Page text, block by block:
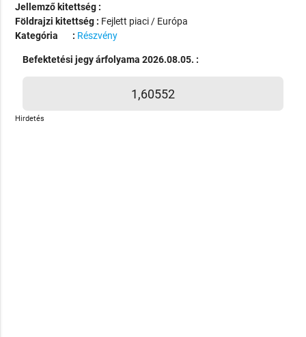
Jellemző kitettség :
Földrajzi kitettség : Fejlett piaci / Európa
Kategória : Részvény
Befektetési jegy árfolyama 2026.08.05. :
1,60552
Hirdetés